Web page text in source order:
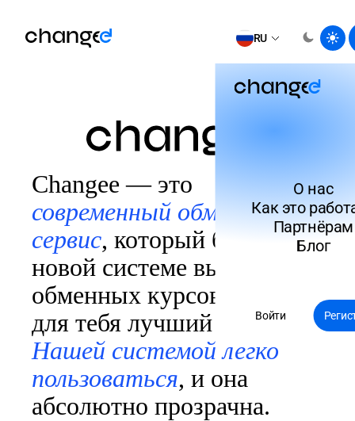
RU
О нас
Как это
Партнёрам
Блог
Войти
Changee — это
современный обменный
сервис, который благодаря
новой системе выбора
обменных курсов найдёт
для тебя лучший курс.
Нашей системой легко
пользоваться, и она
абсолютно прозрачна.